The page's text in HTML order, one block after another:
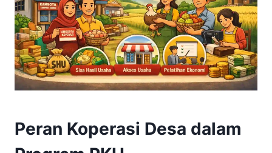
Peran Koperasi Desa dalam